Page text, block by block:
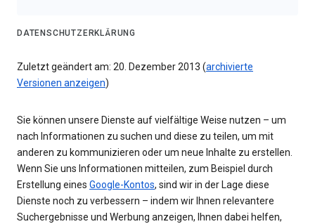
DATENSCHUTZERKLÄRUNG
Zuletzt geändert am: 20. Dezember 2013 (archivierte
Versionen anzeigen)
Sie können unsere Dienste auf vielfältige Weise nutzen – um
nach Informationen zu suchen und diese zu teilen, um mit
anderen zu kommunizieren oder um neue Inhalte zu erstellen.
Wenn Sie uns Informationen mitteilen, zum Beispiel durch
Erstellung eines Google-Kontos, sind wir in der Lage diese
Dienste noch zu verbessern – indem wir Ihnen relevantere
Suchergebnisse und Werbung anzeigen, Ihnen dabei helfen,